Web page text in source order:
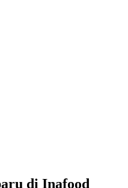
di Inafood